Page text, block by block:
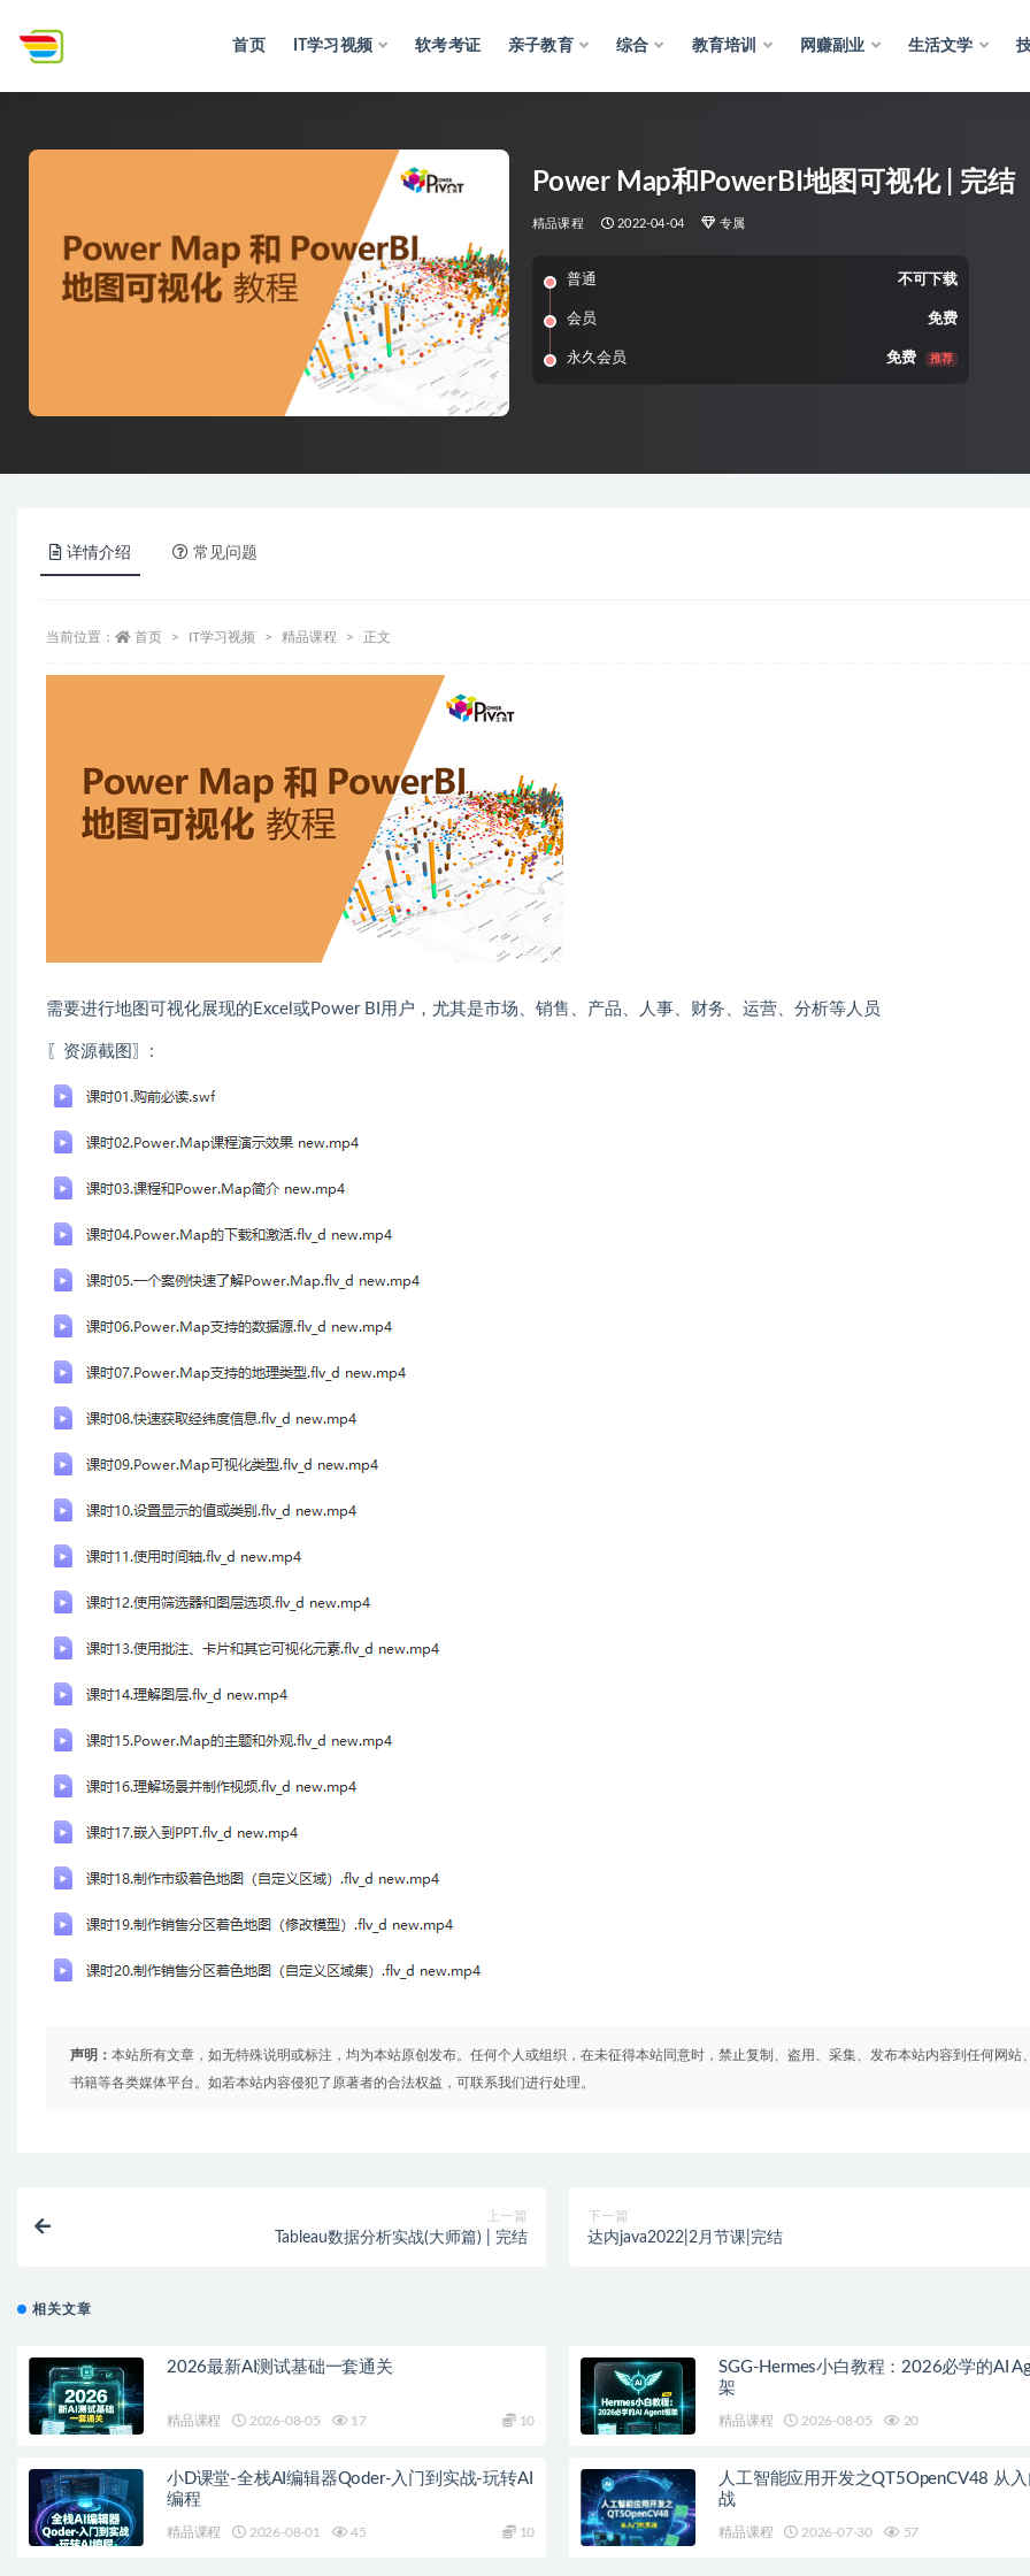
首页 IT学习视频 软考考证 亲子教育 综合 教育培训 网赚副业 生活文学
Power Map和PowerBI地图可视化 | 完结
精品课程 2022-04-04 专属
普通 不可下载
会员 免费
永久会员 免费 推荐
详情介绍 常见问题
当前位置： 首页 IT学习视频 精品课程 正文
需要进行地图可视化展现的Excel或Power BI用户，尤其是市场、销售、产品、人事、财务、运营、分析等人员
〖资源截图〗:
声明： 本站所有文章，如无特殊说明或标注，均为本站原创发布。任何个人或组织，在未征得本站同意时，禁止复制、盗用、采集、发布本站内容到任何网站
书籍等各类媒体平台。如若本站内容侵犯了原著者的合法权益，可联系我们进行处理。
上一篇
Tableau数据分析实战(大师篇) | 完结
下一篇
达内java2022|2月节课|完结
相关文章
2026最新AI测试基础一套通关
精品课程 2026-08-05 17 10
SGG-Hermes小白教程：2026必学的AI
架
精品课程 2026-08-05 20
小D课堂-全栈AI编辑器Qoder-入门到实战-玩转AI
编程
精品课程 2026-08-01 45 10
人工智能应用开发之QT5OpenCV48 从
战
精品课程 2026-07-30 57